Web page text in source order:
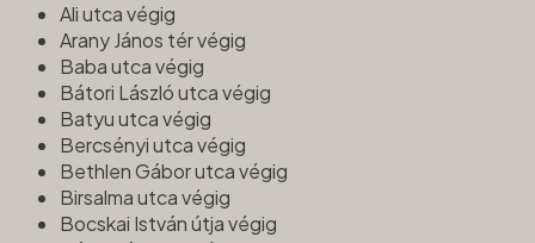
Ali utca végig
Arany János tér végig
Baba utca végig
Bátori László utca végig
Batyu utca végig
Bercsényi utca végig
Bethlen Gábor utca végig
Birsalma utca végig
Bocskai István útja végig